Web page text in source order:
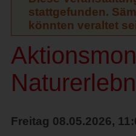
stattgefunden.
könnten veraltet
Freitag 08.05.2026,